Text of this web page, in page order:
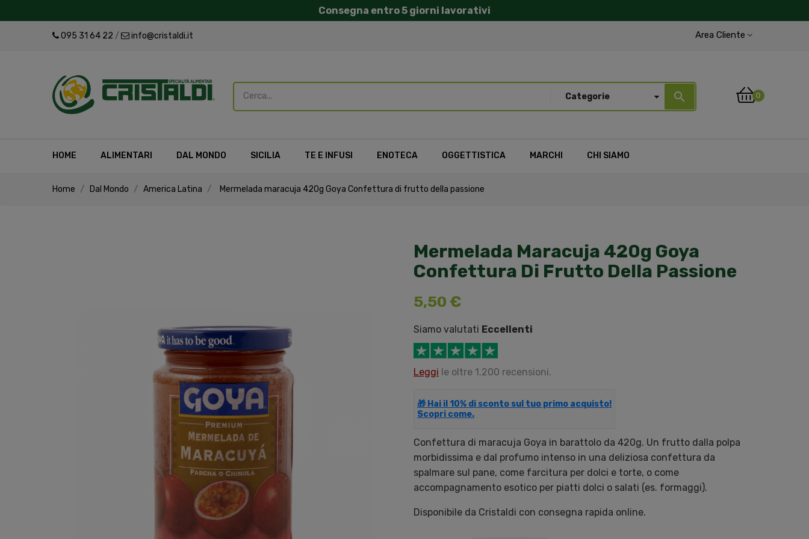
Consegna entro 5 giorni lavorativi
095 31 64 22 / info@cristaldi.it Area Cliente
Categorie search 0
HOME ALIMENTARI DAL MONDO SICILIA TE E INFUSI ENOTECA OGGETTISTICA MARCHI CHI SIAMO
Home Dal Mondo America Latina Mermelada maracuja 420g Goya Confettura di frutto della passione
Mermelada Maracuja 420g Goya
Confettura Di Frutto Della Passione
5,50 €
Siamo valutati Eccellenti
Leggi le oltre 1.200 recensioni.
🎁 Hai il 10% di sconto sul tuo primo acquisto!
Scopri come.
Confettura di maracuja Goya in barattolo da 420g. Un frutto dalla polpa
morbidissima e dal profumo intenso in una deliziosa confettura da
spalmare sul pane, come farcitura per dolci e torte, o come
accompagnamento esotico per piatti dolci o salati (es. formaggi).
Disponibile da Cristaldi con consegna rapida online.